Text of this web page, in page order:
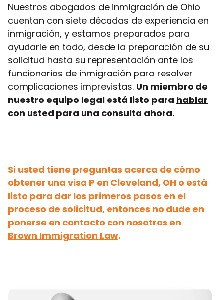
Nuestros abogados de inmigración de Ohio
cuentan con siete décadas de experiencia en
inmigración, y estamos preparados para
ayudarle en todo, desde la preparación de su
solicitud hasta su representación ante los
funcionarios de inmigración para resolver
complicaciones imprevistas. Un miembro de
nuestro equipo legal está listo para hablar
con usted para una consulta ahora.
Si usted tiene preguntas acerca de cómo
obtener una visa P en Cleveland, OH o está
listo para dar los primeros pasos en el
proceso de solicitud, entonces no dude en
ponerse en contacto con nosotros en
Brown Immigration Law.